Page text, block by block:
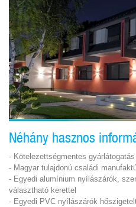
Néhány hasznos
- Kötelezettségmentes gyárlátogatás
- Magyar tulajdonú családi
- Egyedi alumínium nyílászárók,
választható kerettel
- Egyedi PVC nyílászárók